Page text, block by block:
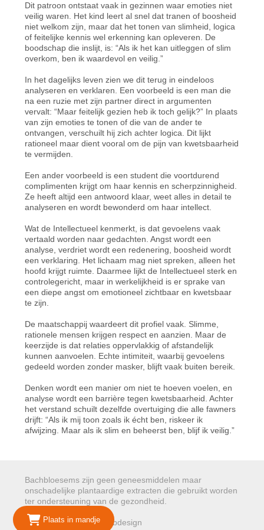
Plaats in mandje
Dit patroon ontstaat vaak in gezinnen waar emoties niet
veilig waren. Het kind leert al snel dat tranen of boosheid
niet welkom zijn, maar dat het tonen van slimheid, logica
of feitelijke kennis wel erkenning kan opleveren. De
boodschap die inslijt, is: “Als ik het kan uitleggen of slim
overkom, ben ik waardevol en veilig.”
In het dagelijks leven zien we dit terug in eindeloos
analyseren en verklaren. Een voorbeeld is een man die
na een ruzie met zijn partner direct in argumenten
vervalt: “Maar feitelijk gezien heb ik toch gelijk?” In plaats
van zijn emoties te tonen of die van de ander te
ontvangen, verschuilt hij zich achter logica. Dit lijkt
rationeel maar dient vooral om de pijn van kwetsbaarheid
te vermijden.
Een ander voorbeeld is een student die voortdurend
complimenten krijgt om haar kennis en scherpzinnigheid.
Ze heeft altijd een antwoord klaar, weet alles in detail te
analyseren en wordt bewonderd om haar intellect.
Wat de Intellectueel kenmerkt, is dat gevoelens vaak
vertaald worden naar gedachten. Angst wordt een
analyse, verdriet wordt een redenering, boosheid wordt
een verklaring. Het lichaam mag niet spreken, alleen het
hoofd krijgt ruimte. Daarmee lijkt de Intellectueel sterk en
controlegericht, maar in werkelijkheid is er sprake van
een diepe angst om emotioneel zichtbaar en kwetsbaar
te zijn.
De maatschappij waardeert dit profiel vaak. Slimme,
rationele mensen krijgen respect en aanzien. Maar de
keerzijde is dat relaties oppervlakkig of afstandelijk
kunnen aanvoelen. Echte intimiteit, waarbij gevoelens
gedeeld worden zonder masker, blijft vaak buiten bereik.
Denken wordt een manier om niet te hoeven voelen, en
analyse wordt een barrière tegen kwetsbaarheid. Achter
het verstand schuilt dezelfde overtuiging die alle fawners
drijft: “Als ik mij toon zoals ik écht ben, riskeer ik
afwijzing. Maar als ik slim en beheerst ben, blijf ik veilig.”
Bachbloesems zijn geen geneesmiddelen maar
onschadelijke plantaardige extracten die gebruikt worden
ter ondersteuning van de gezondheid.
© 2026 Mariepure - Webdesign